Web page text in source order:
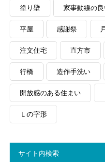
塗り壁 家事動線の
平屋 感謝祭
注文住宅 直方市
行橋 造作手洗い
開放感のある住まい
Ｌの字形
サイト内検索